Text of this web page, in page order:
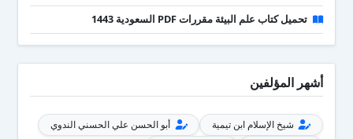
تحميل كتاب علم البيئة مقررات PDF السعودية 1443
أشهر المؤلفين
شيخ الإسلام ابن تيمية
أبو الحسن علي الحسني الندوي